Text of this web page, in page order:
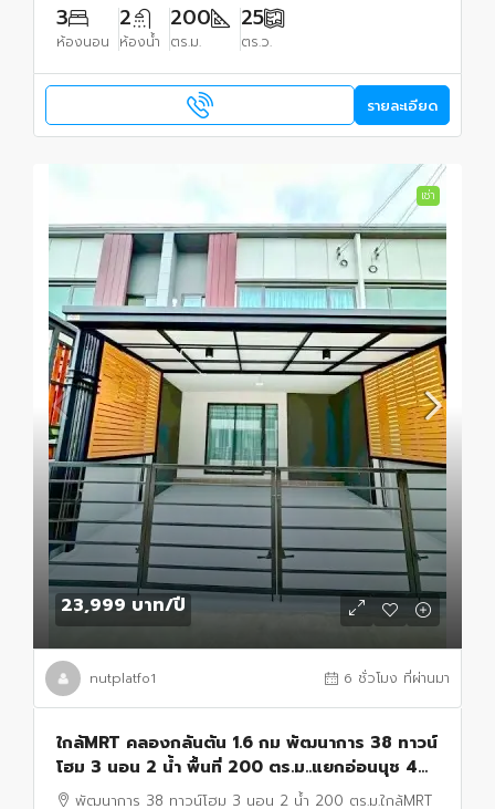
3
ห้องนอน
2
ห้องน้ำ
200
ตร.ม.
25
ตร.ว.
รายละเอียด
เช่า
23,999 บาท/ปี
nutplatfo1 6 ชั่วโมง ที่ผ่านมา
ใกล้MRT คลองกลันตัน 1.6 กม พัฒนาการ 38 ทาวน์
โฮม 3 นอน 2 น้ำ พื้นที่ 200 ตร.ม..แยกอ่อนนุช 44
บ้านหัวมุม พร้อมเฟอร์ฯ ธัญญะ ช็อปปิ้ง พาร์ค.
พัฒนาการ 38 ทาวน์โฮม 3 นอน 2 น้ำ 200 ตร.ม.ใกล้MRT